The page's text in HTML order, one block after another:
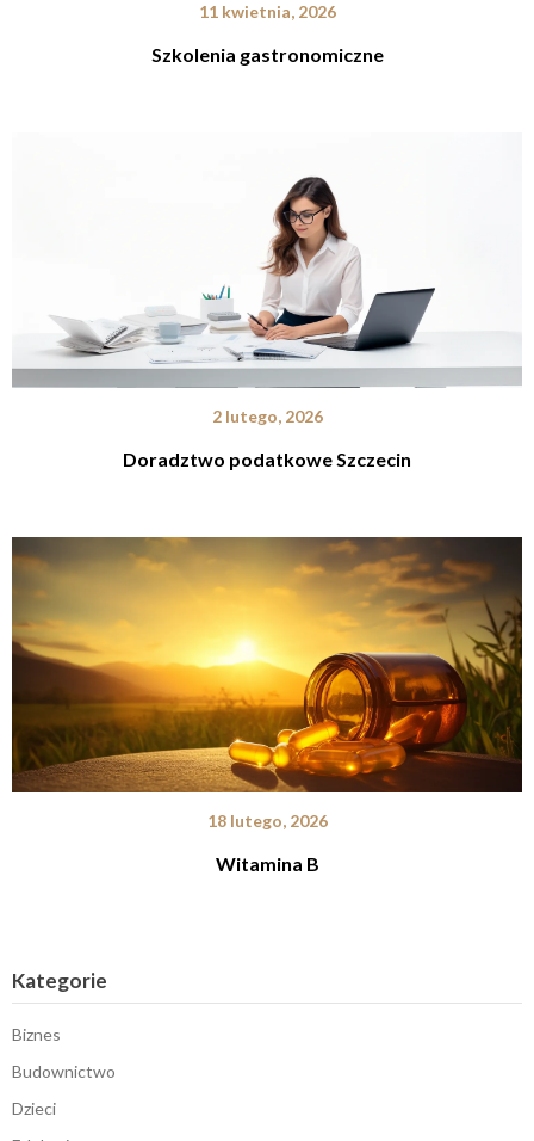
11 kwietnia, 2026
Szkolenia gastronomiczne
2 lutego, 2026
Doradztwo podatkowe Szczecin
18 lutego, 2026
Witamina B
Kategorie
Biznes
Budownictwo
Dzieci